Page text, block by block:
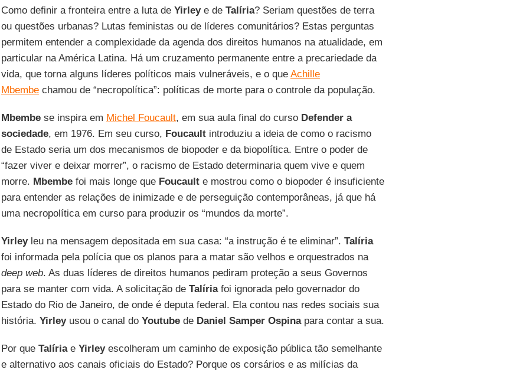
Como definir a fronteira entre a luta de Yirleye de Talíria? Seriam questões de terra
ou questões urbanas? Lutas feministas ou de líderes comunitários? Estas perguntas
permitem entender a complexidade da agenda dos direitos humanos na atualidade, em
particular na América Latina. Há um cruzamento permanente entre a precariedade da
vida, que torna alguns líderes políticos mais vulneráveis, e o que Achille
Mbembechamou de “necropolítica”: políticas de morte para o controle da população.
Mbembese inspira em Michel Foucault, em sua aula final do curso Defender a
sociedade, em 1976. Em seu curso, Foucaultintroduziu a ideia de como o racismo
de Estado seria um dos mecanismos de biopoder e da biopolítica. Entre o poder de
“fazer viver e deixar morrer”, o racismo de Estado determinaria quem vive e quem
morre. Mbembefoi mais longe que Foucaulte mostrou como o biopoder é insuficiente
para entender as relações de inimizade e de perseguição contemporâneas, já que há
uma necropolítica em curso para produzir os “mundos da morte”.
Yirleyleu na mensagem depositada em sua casa: “a instrução é te eliminar”. Talíria
foi informada pela polícia que os planos para a matar são velhos e orquestrados na
deep web. As duas líderes de direitos humanos pediram proteção a seus Governos
para se manter com vida. A solicitação de Talíriafoi ignorada pelo governador do
Estado do Rio de Janeiro, de onde é deputa federal. Ela contou nas redes sociais sua
história. Yirleyusou o canal do Youtubede Daniel Samper Ospinapara contar a sua.
Por que Talíriae Yirleyescolheram um caminho de exposição pública tão semelhante
e alternativo aos canais oficiais do Estado? Porque os corsários e as milícias da